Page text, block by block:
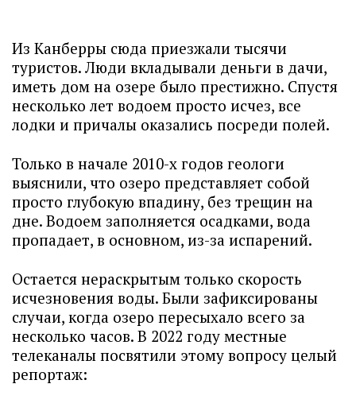
Из Канберры сюда приезжали тысячи
туристов. Люди вкладывали деньги в дачи,
иметь дом на озере было престижно. Спустя
несколько лет водоем просто исчез, все
лодки и причалы оказались посреди полей.
Только в начале 2010-х годов геологи
выяснили, что озеро представляет собой
просто глубокую впадину, без трещин на
дне. Водоем заполняется осадками, вода
пропадает, в основном, из-за испарений.
Остается нераскрытым только скорость
исчезновения воды. Были зафиксированы
случаи, когда озеро пересыхало всего за
несколько часов. В 2022 году местные
телеканалы посвятили этому вопросу целый
репортаж: